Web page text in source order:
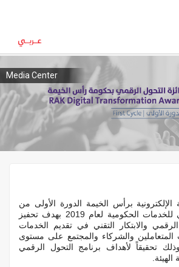
Media Center
برأس الخيمة الدورة الأولى من
جائزة التحول الرقمي للخدمات الحكومية لعام 2019 بهدف تحفيز
والابتكار التقني في تقديم الخدمات
المتعاملين والشركاء والمجتمع على مستوى
تحقيقاً لأهداف برنامج التحول الرقمي